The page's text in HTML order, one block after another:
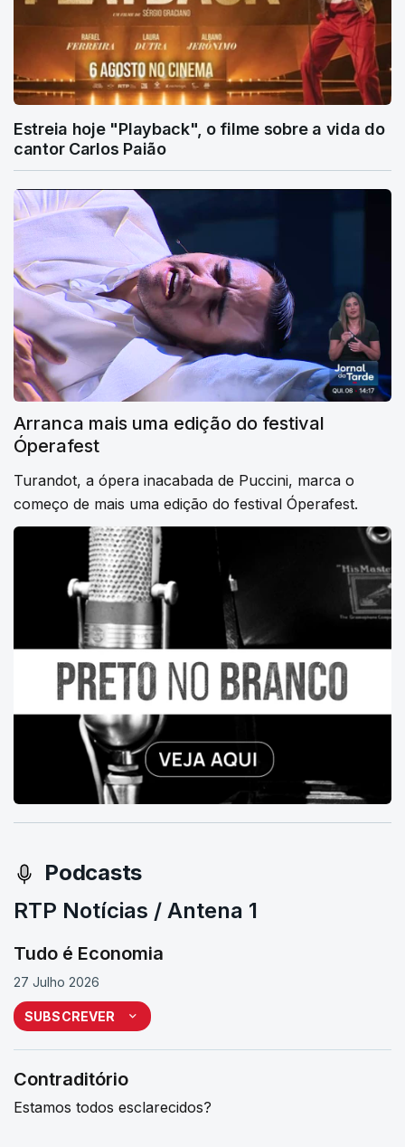
Estreia hoje "Playback", o filme sobre a vida do
cantor Carlos Paião
Arranca mais uma edição do festival
Óperafest
Turandot, a ópera inacabada de Puccini, marca o
começo de mais uma edição do festival Óperafest.
Podcasts
RTP Notícias / Antena 1
Tudo é Economia
27 Julho 2026
SUBSCREVER
Contraditório
Estamos todos esclarecidos?